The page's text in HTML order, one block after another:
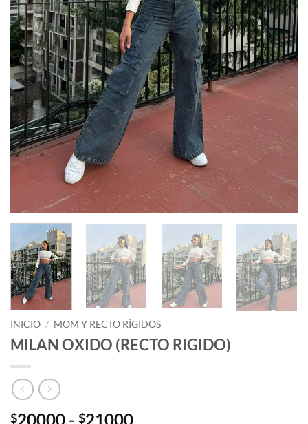
INICIO / MOM Y RECTO RÍGIDOS
MILAN OXIDO (RECTO RIGIDO)
$20000 - $21000Rango